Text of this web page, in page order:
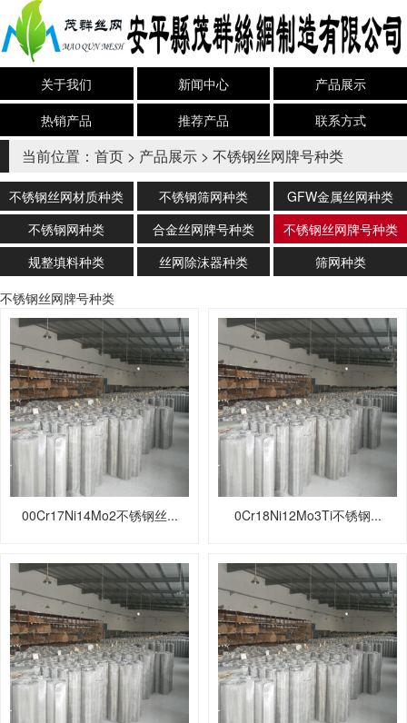
关于我们 新闻中心
产品展示
热销产品
推荐产品 联系方式
当前位置： 首页 > 产品展示 > 不锈钢丝网牌号种类
不锈钢丝网材质种类 不锈钢筛网种类
GFW金属丝网种类
不锈钢网种类
合金丝网牌号种类
不锈钢丝网牌号种类
规整填料种类
丝网除沫器种类
筛网种类
不锈钢丝网牌号种类
00Cr17Ni14Mo2不锈钢丝... 0Cr18Ni12Mo3Ti不锈钢...